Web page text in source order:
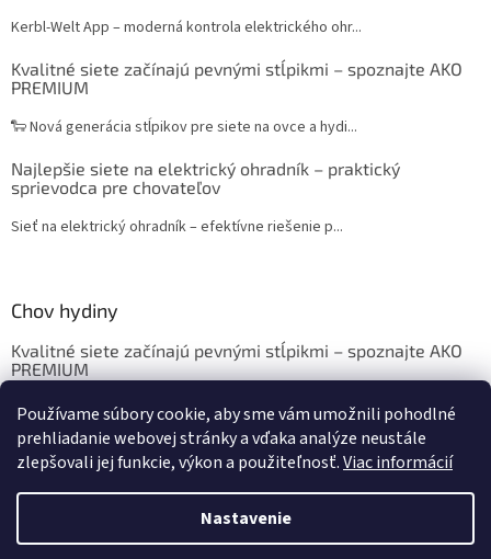
Používame súbory cookie, aby sme vám umožnili pohodlné
prehliadanie webovej stránky a vďaka analýze neustále
zlepšovali jej funkcie, výkon a použiteľnosť.Viac informácií
Nastavenie
Kerbl-Welt App – moderná kontrola elektrického ohr...
Kvalitné siete začínajú pevnými stĺpikmi – spoznajte AKO
PREMIUM
🐑 Nová generácia stĺpikov pre siete na ovce a hydi...
Najlepšie siete na elektrický ohradník – praktický
sprievodca pre chovateľov
Sieť na elektrický ohradník – efektívne riešenie p...
Chov hydiny
Kvalitné siete začínajú pevnými stĺpikmi – spoznajte AKO
PREMIUM
Chov sliepok a hydiny: Krmivo, ustajnenie, vybavenie